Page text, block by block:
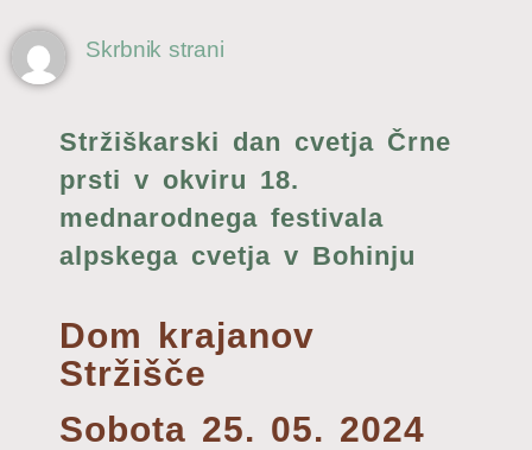
Skrbnik strani
Stržiškarski dan cvetja Črne
prsti v okviru 18.
mednarodnega festivala
alpskega cvetja v Bohinju
Dom krajanov
Stržišče
Sobota 25. 05. 2024